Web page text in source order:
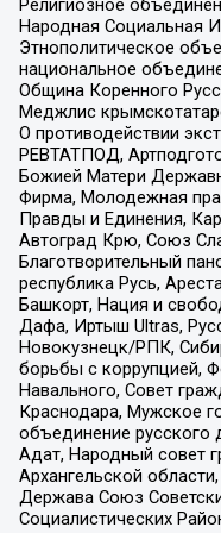
Религиозное
Народная Социальная
Этнополитическое
национальное
Община Коренного
Меджлис
О противодействии
РЕВТАТПОД,
Божией Матери
Фирма, Молодежная
Правды и Единения,
Автоград Крю, Союз
Благотворительный
республика Русь,
Башкорт, Нация и
Дафа, Иртыш Ultras,
Новокузнецк/РПК,
борьбы с коррупцией,
Навального, Совет
Краснодара, Мужское
объединение
Адат, Народный совет
Архангельской
Держава Союз
Социалистических